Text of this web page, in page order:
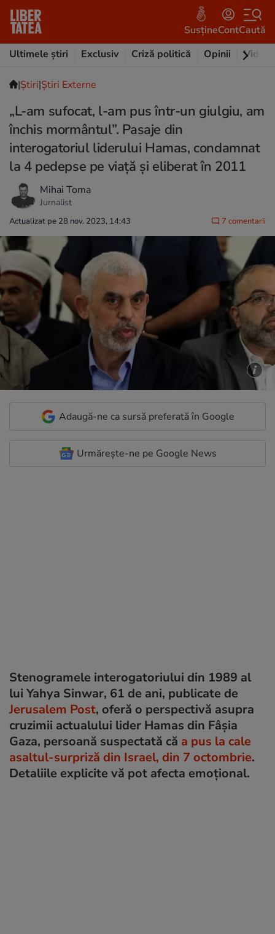
SusțineContCaută
Ultimele știri
Exclusiv Criză politică Opinii Video
|Ştiri|Știri Externe
„L-am sufocat, l-am pus într-un giulgiu, am
închis mormântul”. Pasaje din
interogatoriul liderului Hamas, condamnat
la 4 pedepse pe viață și eliberat în 2011
Mihai Toma
Jurnalist
Actualizat pe 28 nov. 2023, 14:43 7 comentarii
Adaugă-ne ca sursă preferată în Google
Urmărește-ne pe Google News
Stenogramele interogatoriului din 1989 al
lui Yahya Sinwar, 61 de ani, publicate de
Jerusalem Post, oferă o perspectivă asupra
cruzimii actualului lider Hamas din Fâșia
Gaza, persoană suspectată că a pus la cale
asaltul-surpriză din Israel, din 7 octombrie.
Detaliile explicite vă pot afecta emoțional.